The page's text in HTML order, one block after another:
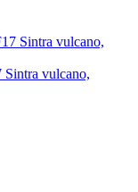
vulcano,